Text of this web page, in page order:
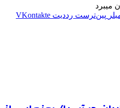
‫پین‌ترست ‫رددیت ‫VKontakte